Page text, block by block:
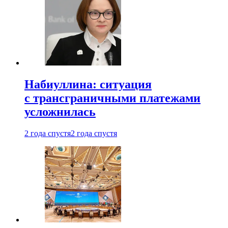
Набиуллина: ситуация
с трансграничными платежами
усложнилась
2 года спустя2 года спустя